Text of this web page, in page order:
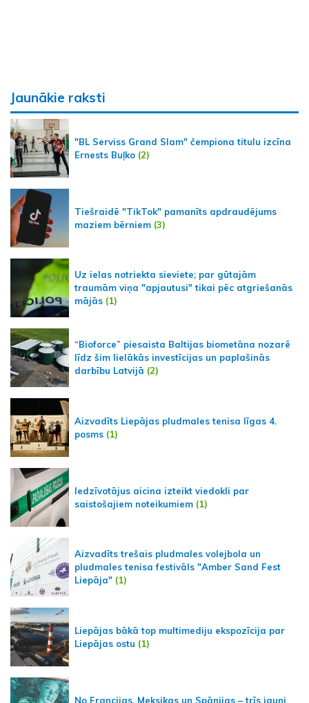
Jaunākie raksti
"BL Serviss Grand Slam" čempiona titulu izcīna
Ernests Buļko (2)
Tiešraidē "TikTok" pamanīts apdraudējums
maziem bērniem (3)
Uz ielas notriekta sieviete; par gūtajām
traumām viņa "apjautusi" tikai pēc atgriešanās
mājās (1)
“Bioforce” piesaista Baltijas biometāna nozarē
līdz šim lielākās investīcijas un paplašinās
darbību Latvijā (2)
Aizvadīts Liepājas pludmales tenisa līgas 4.
posms (1)
Iedzīvotājus aicina izteikt viedokli par
saistošajiem noteikumiem (1)
Aizvadīts trešais pludmales volejbola un
pludmales tenisa festivāls "Amber Sand Fest
Liepāja" (1)
Liepājas bākā top multimediju ekspozīcija par
Liepājas ostu (1)
No Francijas, Meksikas un Spānijas – trīs jauni